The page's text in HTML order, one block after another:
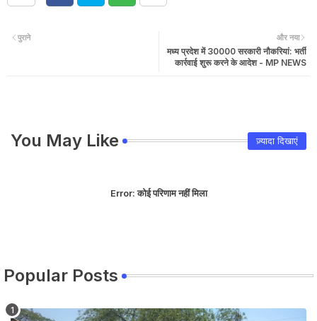
और नया
मध्य प्रदेश में 30000 सरकारी नौकरियां: भर्ती
कार्रवाई शुरू करने के आदेश - MP NEWS
पुराने
You May Like ज़्यादा दिखाएं
Error:कोई परिणाम नहीं मिला
Popular Posts